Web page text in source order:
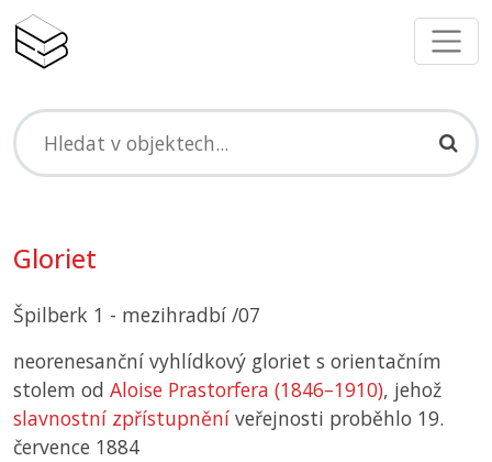
Gloriet
Špilberk 1 - mezihradbí /07
neorenesanční vyhlídkový gloriet s orientačním
stolem od Aloise Prastorfera (1846–1910), jehož
slavnostní zpřístupnění veřejnosti proběhlo 19.
července 1884